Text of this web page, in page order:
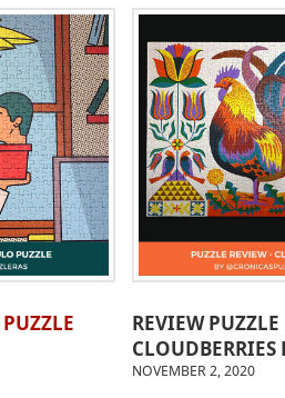
REVIEW PUZZLE
CLOUDBERRIES
NOVEMBER 2, 2020